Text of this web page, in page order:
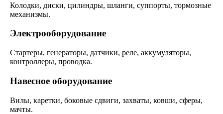
Колодки, диски, цилиндры, шланги, суппорты, тормозные
механизмы.
Электрооборудование
Стартеры, генераторы, датчики, реле, аккумуляторы,
контроллеры, проводка.
Навесное оборудование
Вилы, каретки, боковые сдвиги, захваты, ковши, сферы,
мачты.